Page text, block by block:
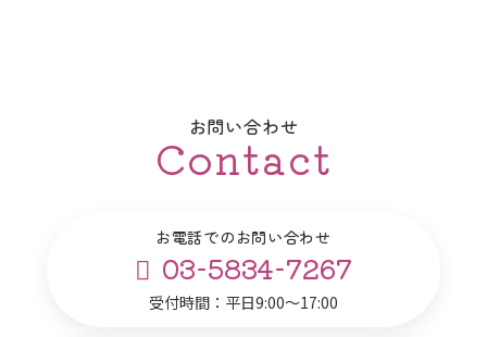
お問い合わせ
Contact
お電話でのお問い合わせ
03-5834-7267
受付時間：平日9:00～17:00